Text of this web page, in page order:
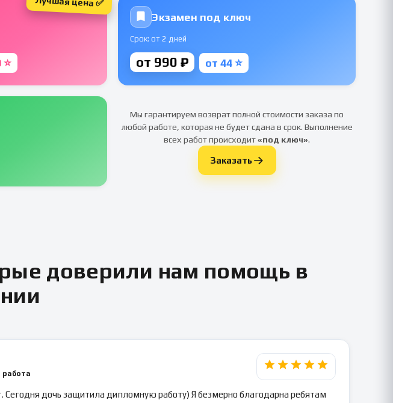
Экзамен под ключ
Срок: от 2 дней
от 990 ₽ от 44 ⭐
Мы гарантируем возврат полной стоимости заказа по
любой работе, которая не будет сдана в срок. Выполнение
всех работ происходит«под ключ».
Заказать
доверили нам помощь в
Сегодня дочь защитила дипломную работу) Я безмерно благодарна ребятам